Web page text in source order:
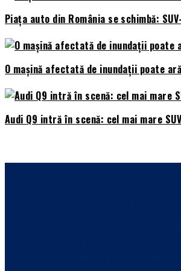
Piața auto din România se schimbă:
O mașină afectată de inundații poate
Audi Q9 intră în scenă: cel mai mare